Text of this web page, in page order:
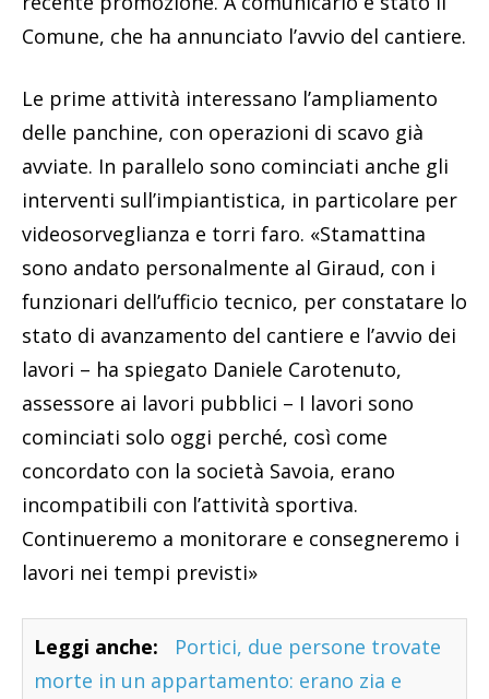
Comune, che ha annunciato l’avvio del cantiere.
Le prime attività interessano l’ampliamento
delle panchine, con operazioni di scavo già
avviate. In parallelo sono cominciati anche gli
interventi sull’impiantistica, in particolare per
videosorveglianza e torri faro. «Stamattina
sono andato personalmente al Giraud, con i
funzionari dell’ufficio tecnico, per constatare lo
stato di avanzamento del cantiere e l’avvio dei
lavori – ha spiegato Daniele Carotenuto,
assessore ai lavori pubblici – I lavori sono
cominciati solo oggi perché, così come
concordato con la società Savoia, erano
incompatibili con l’attività sportiva.
Continueremo a monitorare e consegneremo i
lavori nei tempi previsti»
Leggi anche:
Portici, due persone trovate
morte in un appartamento: erano zia e